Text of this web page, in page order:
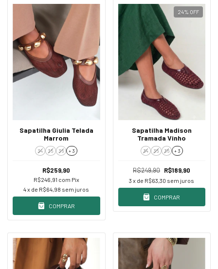
Sapatilha Giulia Telada
Marrom
34 35 36 + 3
R$259,90
R$246,91 com Pix
4x de R$64,98 sem juros
COMPRAR
24% OFF
Sapatilha Madison
Tramada Vinho
34 35 36 + 3
R$249,90 R$189,90
3 x de R$63,30 sem juros
COMPRAR